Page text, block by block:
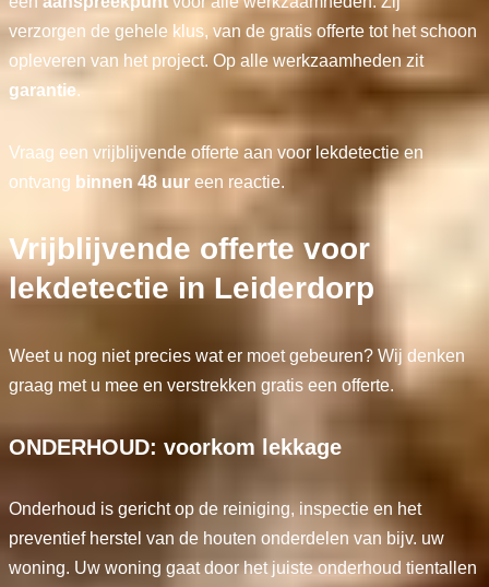
verzorgen de gehele klus, van de gratis offerte tot het schoon
opleveren van het project. Op alle werkzaamheden zit
garantie.
Vraag een vrijblijvende offerte aan voor lekdetectie en
ontvang binnen 48 uureen reactie.
Vrijblijvende offerte voor
lekdetectie in Leiderdorp
Weet u nog niet precies wat er moet gebeuren? Wij denken
graag met u mee en verstrekken gratis een offerte.
ONDERHOUD: voorkom lekkage
Onderhoud is gericht op de reiniging, inspectie en het
preventief herstel van de houten onderdelen van bijv. uw
woning. Uw woning gaat door het juiste onderhoud tientallen